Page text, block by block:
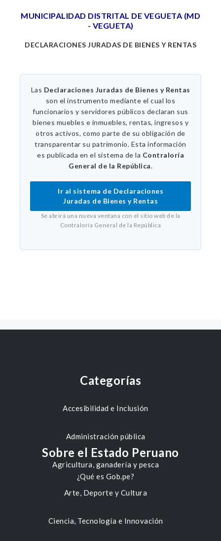
MUNICIPALIDAD DISTRITAL DE VEGUETA (MD
- VEGUETA)
DECLARACIONES JURADAS DE BIENES Y RENTAS
Las Declaraciones Juradas de Bienes y Rentas
son el instrumento mediante el cual los
funcionarios y servidores públicos declaran sus
bienes muebles e inmuebles, rentas, ingresos y
otros activos, como parte de su obligación de
transparentar su patrimonio. Esta información
es publicada en el sistema de la Contraloría
General de la República.
Ir al sistema de Declaraciones
Juradas de Bienes y Rentas
Se abrirá una nueva ventana con el sitio web de la
Contraloría General de la República
Categorías
Accesibilidad e Inclusión
Administración pública
Agricultura, ganadería y pesca
Arte, Deporte y Cultura
Ciencia, Tecnología e Innovación
Sobre el Estado Peruano
¿Qué es Gob.pe?